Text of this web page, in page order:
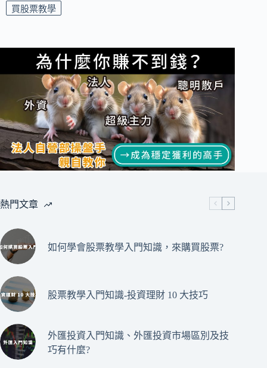
買股票教學
熱門文章
如何學會股票教學入門知識，來購買股票?
股票教學入門知識-投資理財 10 大技巧
外匯投資入門知識、外匯投資市場區別及技
巧有什麼?